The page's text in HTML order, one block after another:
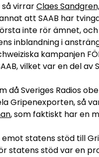
virrarClaes
att SAAB har
inte rör ämnet,
inblandning i
kampanjen
vilket var en del av
då Sveriges Radios
Gripenexporten, så
, som faktiskt har en
emot statens stöd till
statens stöd var en